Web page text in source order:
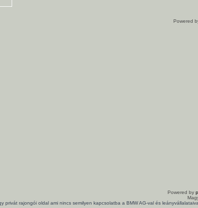
Powered
Powered by
privát rajongói oldal ami nincs semilyen kapcsolatba a BMW AG-val és